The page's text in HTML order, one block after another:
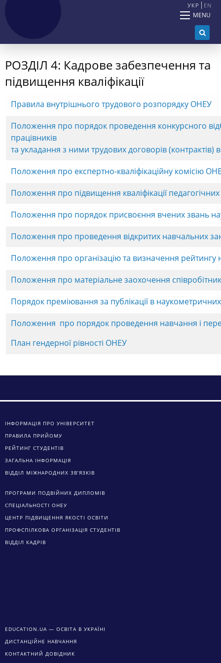
УКР EN
MENU
РОЗДІЛ 4: Кадрове забезпечення та
підвищення кваліфікації
Правила внутрішнього трудового розпорядку ОНЕУ
Положення про порядок проведення конкурсного
працівників
та укладання з ними трудових договорів (контрактів)
Положення про експертно-кваліфікаційну комісію
Положення про підвищення кваліфікації
Положення про порядок присвоєння вчених звань
Положення про проведення відкритих навчальних
Положення про організацію та визначення рейтингу
Положення про матеріальне заохочення
Порядок преміювання за публікації в
Положення про порядок проведення навчання і
План гендерної рівності ОНЕУ
ІНФОРМАЦІЯ ПРО УНІВЕРСИТЕТ
ПРАВИЛА ПРИЙОМУ
РЕЙТИНГ СТУДЕНТІВ
ЗАГАЛЬНА ІНФОРМАЦІЯ
ВІДДІЛ МІЖНАРОДНИХ ЗВ’ЯЗКІВ
ПРОГРАМИ ПОДВІЙНИХ ДИПЛОМІВ
СПЕЦІАЛЬНОСТІ ОНЕУ
ЦЕНТР ПІДВИЩЕННЯ ЯКОСТІ ОСВІТИ
ПРОФСПІЛКОВА ОРГАНІЗАЦІЯ СТУДЕНТІВ
ВІДДІЛ КАДРІВ
EDUCATION.UA — ОСВІТА В УКРАЇНІ
ДИСТАНЦІЙНЕ НАВЧАННЯ
КОНТАКТНИЙ ДОВІДНИК